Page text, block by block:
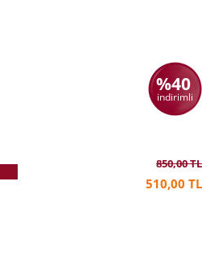
%40
indirimli
850,00 TL
510,00 TL